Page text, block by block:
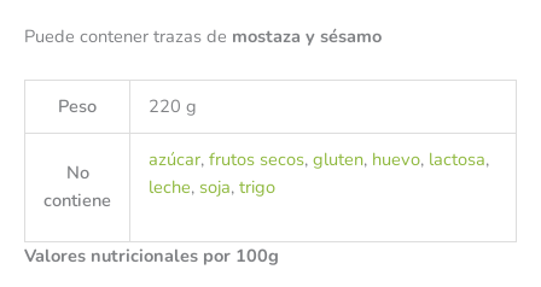
Puede contener trazas de mostaza y sésamo
Peso 220 g
No
contiene
azúcar, frutos secos, gluten, huevo, lactosa,
leche, soja, trigo
Valores nutricionales por 100g